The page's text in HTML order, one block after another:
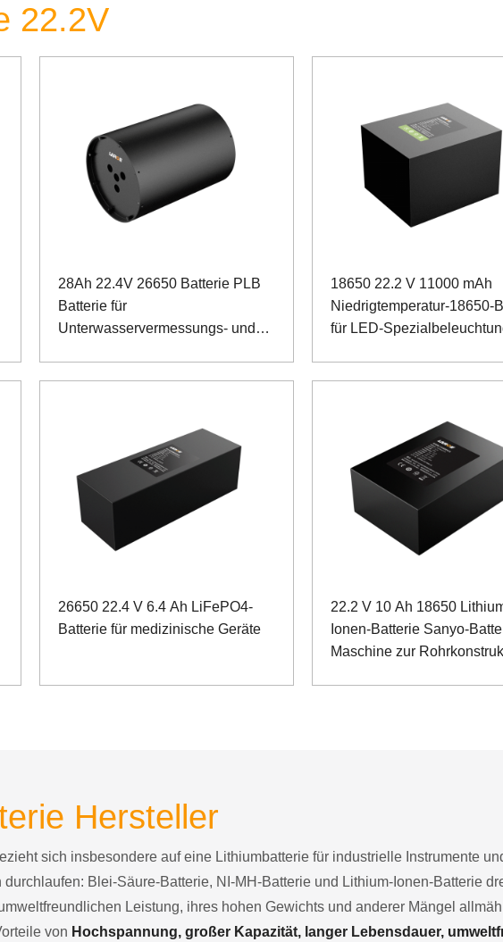
22.2V
28Ah 22.4V 26650 Batterie PLB
Batterie für
Unterwasservermessungs- und
18650 22.2 V 11000 mAh
Niedrigtemperatur-18650-
für LED-
26650 22.4 V 6.4 Ah LiFePO4-
Batterie für medizinische Geräte
22.2 V 10 Ah 18650
Ionen-Batterie Sanyo-
Maschine zur
Hersteller
sich insbesondere auf eine Lithiumbatterie für industrielle Instrumente
durchlaufen: Blei-Säure-Batterie, NI-MH-Batterie und Lithium-Ionen-Batterie
Leistung, ihres hohen Gewichts und anderer Mängel
von Hochspannung, großer Kapazität, langer Lebensdauer,